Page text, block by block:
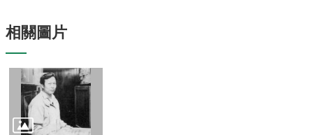
來
出
路
招
生
區
相關圖片